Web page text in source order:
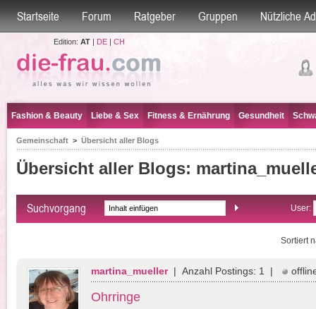
Startseite Forum Ratgeber Gruppen Nützliche
Edition: AT| DE| CH
Fashion & Beauty Liebe & Sex Fitness & Ernährung Gesundheit
Gemeinschaft> Übersicht aller Blogs
Übersicht aller Blogs:
Suchvorgang User:
Sortiert
martina_mueller| Anzahl Postings: 1 |
Ohrringe